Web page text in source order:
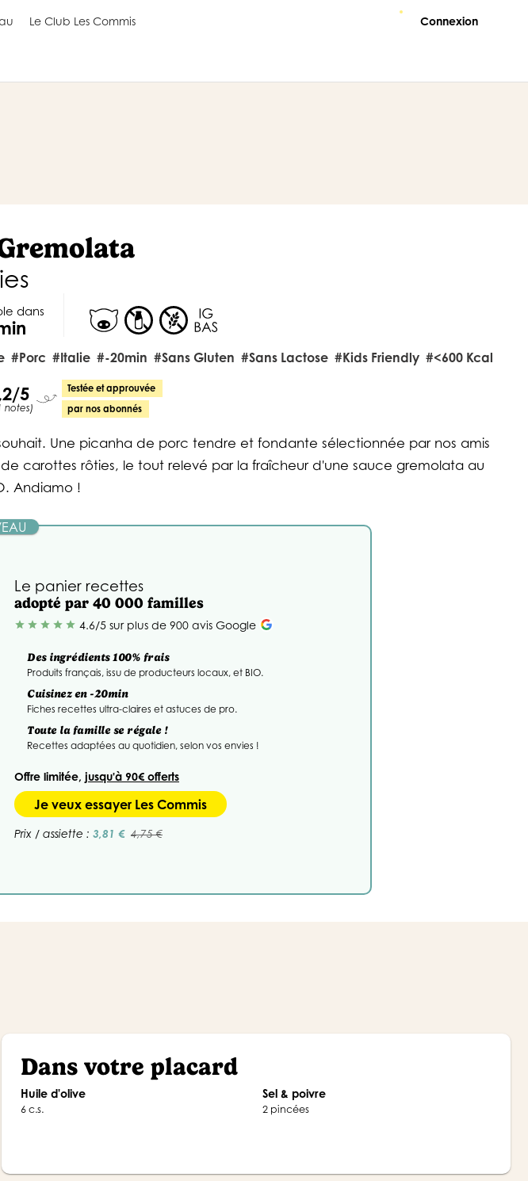
Le Club Les Commis Connexion
dans
#porc #Italie #-20min #sans Gluten #sans Lactose #Kids Friendly #<600 Kcal
5
notes)
Testée et approuvée
par nos abonnés
Une picanha de porc tendre et fondante sélectionnée par nos amis
carottes rôties, le tout relevé par la fraîcheur d'une sauce gremolata au
Andiamo !
Le panier recettes
adopté par 40 000 familles
star star star star star 4.6/5 sur plus de 900 avis Google
Des ingrédients 100% frais
Produits français, issu de producteurs locaux, et BIO.
Cuisinez en -20min
Fiches recettes ultra-claires et astuces de pro.
Toute la famille se régale !
Recettes adaptées au quotidien, selon vos envies !
Offre limitée, jusqu'à 90€ offerts
Je veux essayer Les Commis
Prix / assiette : 3,81 € 4,75 €
Dans votre placard
Huile d'olive
6 c.s.
Sel & poivre
2 pincées